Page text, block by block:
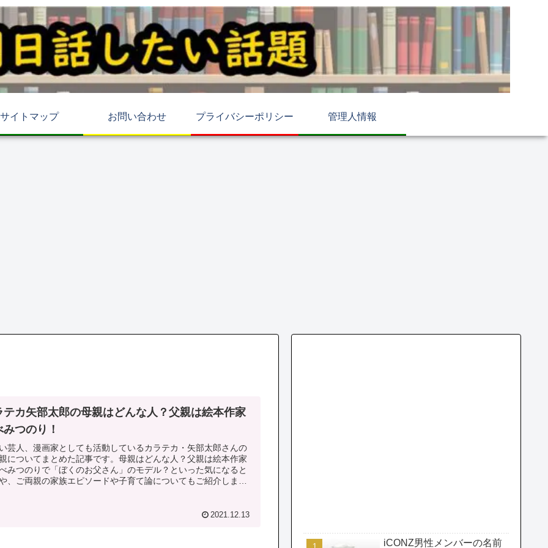
サイトマップ お問い合わせ プライバシーポリシー 管理人情報
テカ矢部太郎の母親はどんな人？父親は絵本作家
みつのり！
芸人、漫画家としても活動しているカラテカ・矢部太郎さんの
についてまとめた記事です。母親はどんな人？父親は絵本作家
みつのりで「ぼくのお父さん」のモデル？といった気になると
、ご両親の家族エピソードや子育て論についてもご紹介しま
2021.12.13
iCONZ男性メンバーの名前